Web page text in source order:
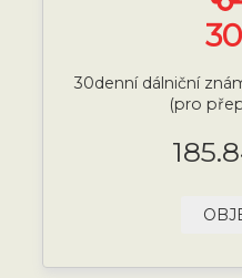
30
30denní dálniční
(pro